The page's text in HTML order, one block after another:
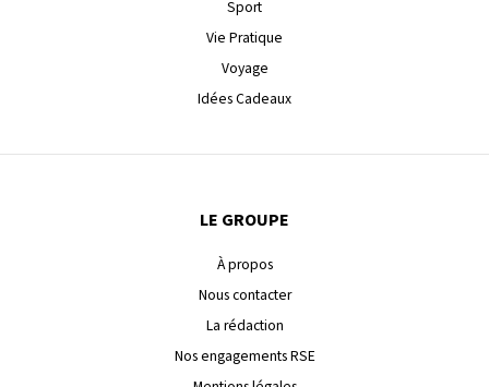
Sport
Vie Pratique
Voyage
Idées Cadeaux
LE GROUPE
À propos
Nous contacter
La rédaction
Nos engagements RSE